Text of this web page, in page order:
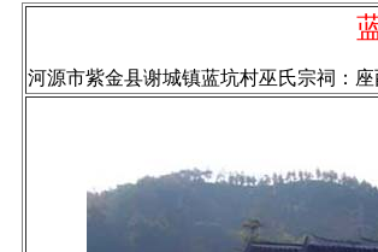
河源市紫金县谢城镇蓝坑村巫氏宗祠：